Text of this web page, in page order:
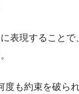
表現すること
度も約束を破ら